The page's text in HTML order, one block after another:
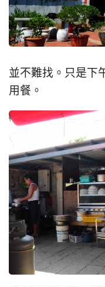
並不難找。只是下
用餐。